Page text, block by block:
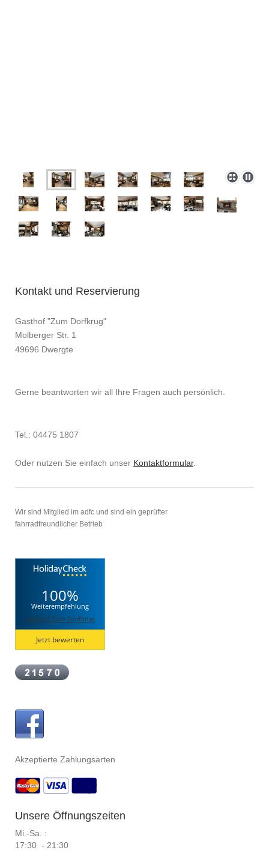
Kontakt und Reservierung
Gasthof "Zum Dorfkrug"
Molberger Str. 1
49696 Dwergte
Gerne beantworten wir all Ihre Fragen auch persönlich.
Tel.: 04475 1807
Oder nutzen Sie einfach unser Kontaktformular.
Wir sind Mitglied im adfc und sind ein geprüfter
fahrradfreundlicher Betrieb
100%
Weiterempfehlung
Gasthof Zum Dorfkrug
Jetzt bewerten
Akzeptierte Zahlungsarten
Unsere Öffnungszeiten
Mi.-Sa. :
17:30 - 21:30